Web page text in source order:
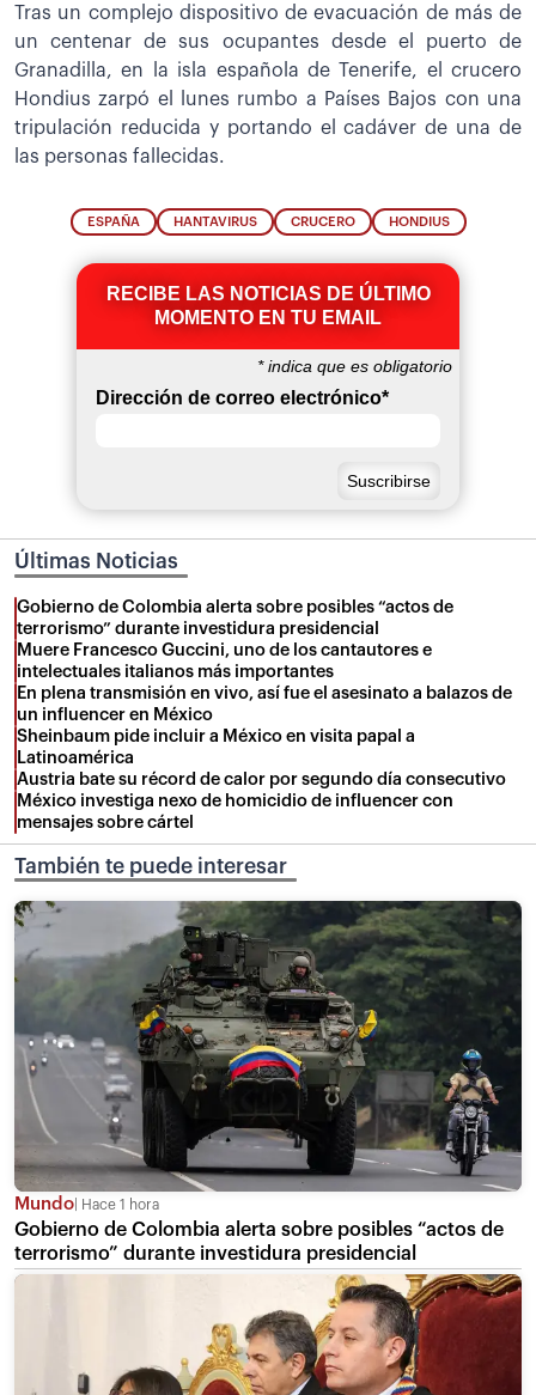
Tras un complejo dispositivo de evacuación de más de
un centenar de sus ocupantes desde el puerto de
Granadilla, en la isla española de Tenerife, el crucero
Hondius zarpó el lunes rumbo a Países Bajos con una
tripulación reducida y portando el cadáver de una de
las personas fallecidas.
ESPAÑA HANTAVIRUS CRUCERO HONDIUS
RECIBE LAS NOTICIAS DE ÚLTIMO
MOMENTO EN TU EMAIL
*indica que es obligatorio
Dirección de correo electrónico*
Últimas Noticias
Gobierno de Colombia alerta sobre posibles “actos de
terrorismo” durante investidura presidencial
Muere Francesco Guccini, uno de los cantautores e
intelectuales italianos más importantes
En plena transmisión en vivo, así fue el asesinato a balazos de
un influencer en México
Sheinbaum pide incluir a México en visita papal a
Latinoamérica
Austria bate su récord de calor por segundo día consecutivo
México investiga nexo de homicidio de influencer con
mensajes sobre cártel
También te puede interesar
Mundo Hace 1 hora
Gobierno de Colombia alerta sobre posibles “actos de
terrorismo” durante investidura presidencial